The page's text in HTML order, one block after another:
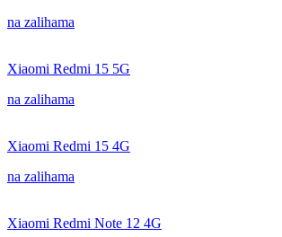
na zalihama
Xiaomi Redmi 15 5G
na zalihama
Xiaomi Redmi 15 4G
na zalihama
Xiaomi Redmi Note 12 4G